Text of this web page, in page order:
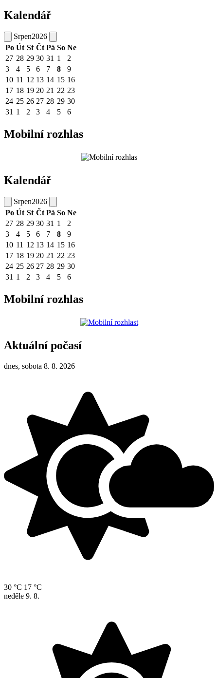
Kalendář
Srpen2026
Po Út St Čt Pá So Ne
27 28 29 30 31 1
2
3
4 5 6 7 8
9
10 11 12 13 14 15 16
17 18 19 20 21 22 23
24 25 26 27 28 29 30
31 1 2 3 4 5 6
Mobilní rozhlas
Kalendář
Srpen2026
Po Út St Čt Pá So Ne
27 28 29 30 31 1
2
3
4 5 6 7 8
9
10 11 12 13 14 15 16
17 18 19 20 21 22 23
24 25 26 27 28 29 30
31 1 2 3 4 5 6
Mobilní rozhlas
Aktuální počasí
dnes, sobota 8. 8. 2026
30 °C 17 °C
neděle 9. 8.